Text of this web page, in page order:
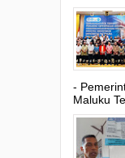
-
Maluku